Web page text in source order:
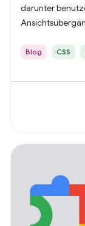
darunter
Blog CSS